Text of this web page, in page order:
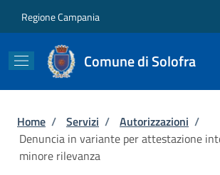
Regione Campania
Comune di Solofra
Briciole di pane
Home / Servizi / Autorizzazioni /
Denuncia in variante per attestazione
minore rilevanza